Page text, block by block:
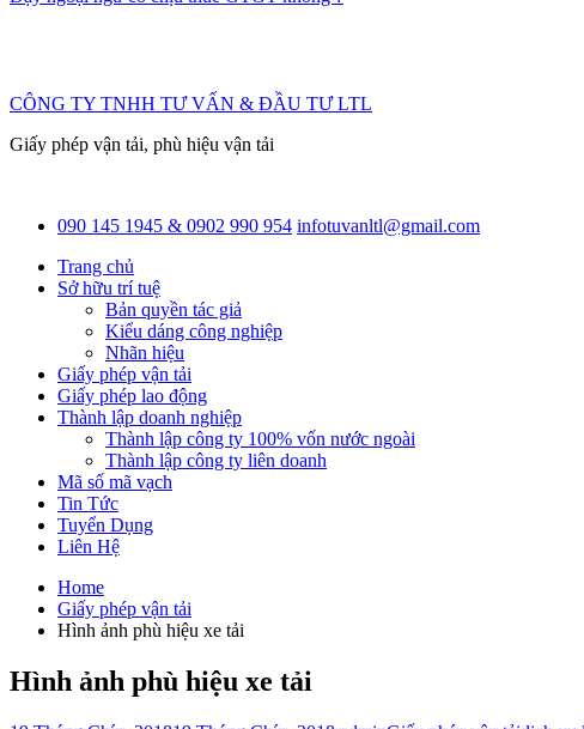
CÔNG TY TNHH TƯ VẤN & ĐẦU TƯ LTL
Giấy phép vận tải, phù hiệu vận tải
090 145 1945 & 0902 990 954 infotuvanltl@gmail.com
Trang chủ
Sở hữu trí tuệ
Bản quyền tác giả
Kiểu dáng công nghiệp
Nhãn hiệu
Giấy phép vận tải
Giấy phép lao động
Thành lập doanh nghiệp
Thành lập công ty 100% vốn nước ngoài
Thành lập công ty liên doanh
Mã số mã vạch
Tin Tức
Tuyển Dụng
Liên Hệ
Home
Giấy phép vận tải
Hình ảnh phù hiệu xe tải
Hình ảnh phù hiệu xe tải